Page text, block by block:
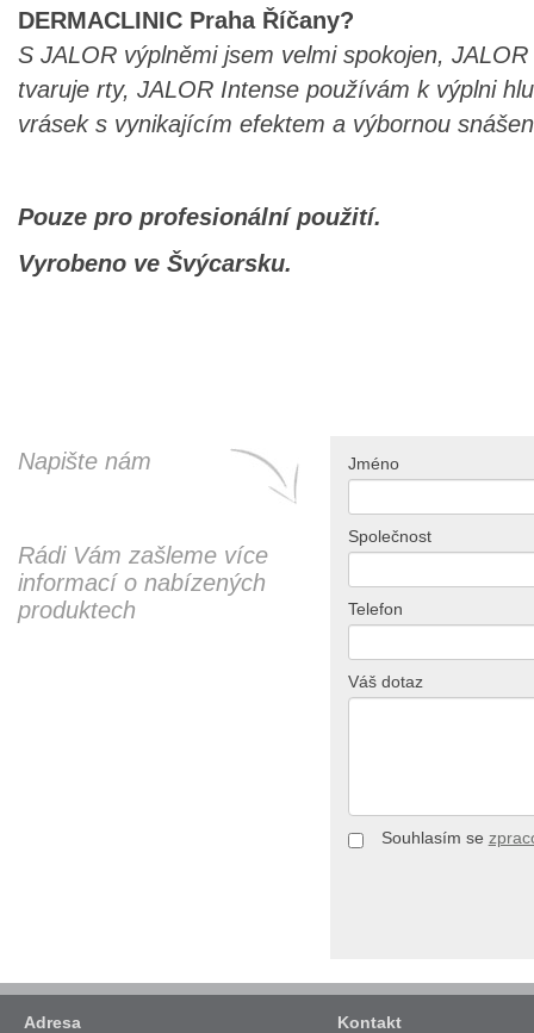
DERMACLINIC Praha Říčany?
S JALOR výplněmi jsem velmi spokojen,
tvaruje rty, JALOR Intense používám k výplni
vrásek s vynikajícím efektem a výbornou
Pouze pro profesionální použití.
Vyrobeno ve Švýcarsku.
Napište nám
Rádi Vám zašleme více
informací o nabízených
produktech
Jméno
Společnost
Telefon
Váš dotaz
Souhlasím se
Adresa
Kontakt